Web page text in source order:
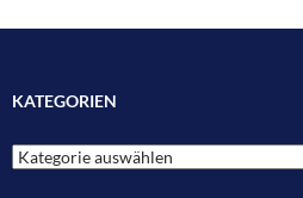
KATEGORIEN
Kategorien